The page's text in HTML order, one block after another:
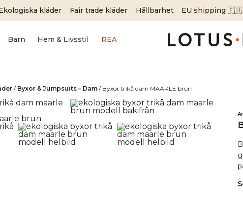
kläder Fair trade kläder Hållbarhet EU shipping 🇪🇺
Barn Hem & Livsstil REA
/ Byxor & Jumpsuits – Dam / Byxor trikå dam MAARLE brun